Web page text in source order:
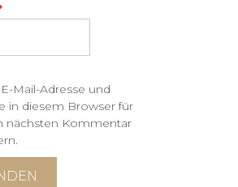
Mail-Adresse und
in diesem Browser für
nächsten Kommentar